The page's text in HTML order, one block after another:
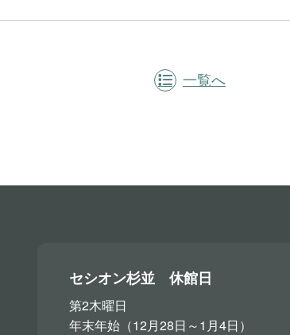
一覧へ
セシオン杉並 休館日
第2木曜日
年末年始（12月28日～1月4日）